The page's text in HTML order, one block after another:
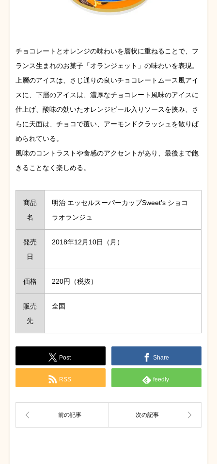
チョコレートとオレンジの味わいを層状に重ねることで、フ
ランス生まれのお菓子「オランジェット」の味わいを表現。
上層のアイスは、さじ通りの良いチョコレートムース風アイ
スに、下層のアイスは、濃厚なチョコレート風味のアイスに
仕上げ、酸味の効いたオレンジピール入りソースを挟み、さ
らに天面は、チョコで覆い、アーモンドクラッシュを散りば
められている。
風味のコントラストや食感のアクセントがあり、最後まで飽
きることなく楽しめる。
商品
名
明治 エッセルスーパーカップSweet’s ショコ
ラオランジュ
発売
日
2018年12月10日（月）
価格 220円（税抜）
販売
先
全国
Post Share
RSS feedly